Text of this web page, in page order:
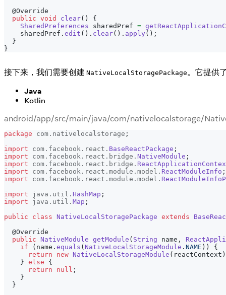
@Override
public void clear( )
{
SharedPreferences sharedPref =
    sharedPref
. edit ( ) . clear( ) . apply ( ) ;
}
}
接下来，我们需要创建 NativeLocalStoragePackage 。它提供
Java
Kotlin
android/app/src/main/java/com/nativelocalstorage/
package com . nativelocalstorage ;
import
com . facebook . react . BaseReactPackage ;
import
com . facebook . react . bridge . NativeModule ;
import
com . facebook . react . bridge .
import
com . facebook . react . module . model . ReactModuleInfo ;
import
com . facebook . react . module . model .
import
java . util . HashMap ;
import
java . util . Map ;
public
class NativeLocalStoragePackage extends
@Override
public
NativeModule getModule ( String name ,
if
( name . equals ( NativeLocalStorageModule . NAME ) )
{
return
new NativeLocalStorageModule ( reactContext )
} else
{
return
null ;
}
}